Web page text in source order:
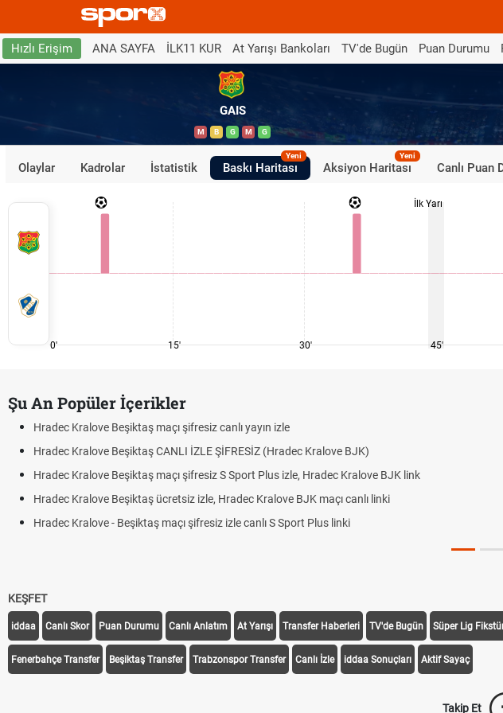
Hızlı Erişim ANA SAYFA İLK11 KUR At Yarışı Bankoları TV'de Bugün Puan Durumu
GAIS
M B G M G
Olaylar Kadrolar İstatistik Baskı Haritası
Yeni
Aksiyon Haritası
Yeni
Canlı Puan
0' 15' 30'
İlk Yarı
45'
Şu An Popüler İçerikler
Hradec Kralove Beşiktaş maçı şifresiz canlı yayın izle
Hradec Kralove Beşiktaş CANLI İZLE ŞİFRESİZ (Hradec Kralove BJK)
Hradec Kralove Beşiktaş maçı şifresiz S Sport Plus izle, Hradec Kralove BJK link
Hradec Kralove Beşiktaş ücretsiz izle, Hradec Kralove BJK maçı canlı linki
Hradec Kralove - Beşiktaş maçı şifresiz izle canlı S Sport Plus linki
KEŞFET
iddaa Canlı Skor Puan Durumu Canlı Anlatım At Yarışı Transfer Haberleri TV'de Bugün Süper Lig
Fenerbahçe Transfer Beşiktaş Transfer Trabzonspor Transfer Canlı İzle iddaa Sonuçları Aktif Sayaç
Takip Et